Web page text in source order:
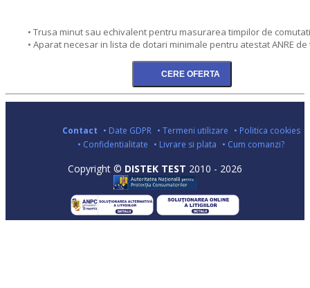
• Trusa minut sau echivalent pentru masurarea timpilor de
• Aparat necesar in lista de dotari minimale pentru atestat ANRE de
Contact • Date GDPR • Termeni utilizare • Politica cookies
• Confidentialitate • Livrare si plata • Cum comanzi?
Copyright © DISTEK TEST 2010 - 2026